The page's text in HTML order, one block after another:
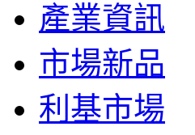
產業資訊
市場新品
利基市場